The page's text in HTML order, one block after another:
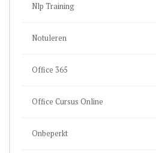
Nlp Training
Notuleren
Office 365
Office Cursus Online
Onbeperkt